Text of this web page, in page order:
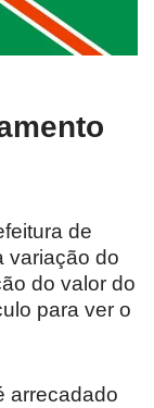
de
variação do
do valor do
para ver o
arrecadado